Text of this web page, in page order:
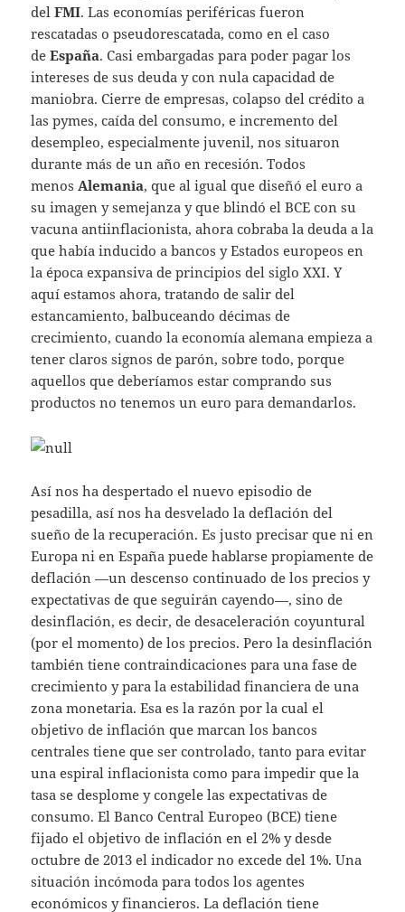
del FMI. Las economías periféricas fueron
rescatadas o pseudorescatada, como en el caso
deEspaña. Casi embargadas para poder pagar los
intereses de sus deuda y con nula capacidad de
maniobra. Cierre de empresas, colapso del crédito a
las pymes, caída del consumo, e incremento del
desempleo, especialmente juvenil, nos situaron
durante más de un año en recesión. Todos
menos Alemania, que al igual que diseñó el euro a
su imagen y semejanza y que blindó el BCE con su
vacuna antiinflacionista, ahora cobraba la deuda a la
que había inducido a bancos y Estados europeos en
la época expansiva de principios del siglo XXI. Y
aquí estamos ahora, tratando de salir del
estancamiento, balbuceando décimas de
crecimiento, cuando la economía alemana empieza a
tener claros signos de parón, sobre todo, porque
aquellos que deberíamos estar comprando sus
productos no tenemos un euro para demandarlos.
Así nos ha despertado el nuevo episodio de
pesadilla, así nos ha desvelado la deflación del
sueño de la recuperación. Es justo precisar que ni en
Europa ni en España puede hablarse propiamente de
deflación —un descenso continuado de los precios y
expectativas de que seguirán cayendo—, sino de
desinflación, es decir, de desaceleración coyuntural
(por el momento) de los precios. Pero la desinflación
también tiene contraindicaciones para una fase de
crecimiento y para la estabilidad financiera de una
zona monetaria. Esa es la razón por la cual el
objetivo de inflación que marcan los bancos
centrales tiene que ser controlado, tanto para evitar
una espiral inflacionista como para impedir que la
tasa se desplome y congele las expectativas de
consumo. El Banco Central Europeo (BCE) tiene
fijado el objetivo de inflación en el 2% y desde
octubre de 2013 el indicador no excede del 1%. Una
situación incómoda para todos los agentes
económicos y financieros. La deflación tiene